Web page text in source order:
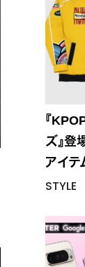
『
ズ』登
アイテ
STYLE